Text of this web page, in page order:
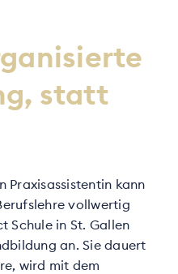
statt
Praxisassistentin kann
vollwertig
Schule in St. Gallen
an. Sie dauert
wird mit dem